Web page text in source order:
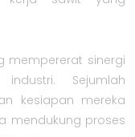
mempererat sinergi
Sejumlah
kesiapan mereka
mendukung proses